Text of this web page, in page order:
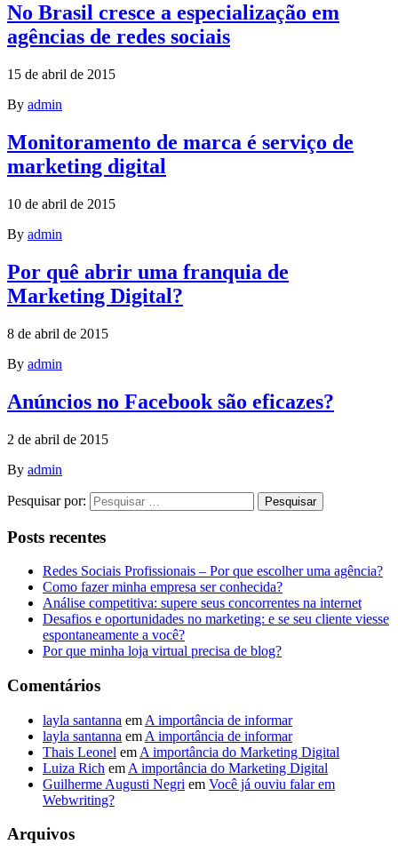
No Brasil cresce a especialização em
agências de redes sociais
15 de abril de 2015
By admin
Monitoramento de marca é serviço de
marketing digital
10 de abril de 2015
By admin
Por quê abrir uma franquia de
Marketing Digital?
8 de abril de 2015
By admin
Anúncios no Facebook são eficazes?
2 de abril de 2015
By admin
Pesquisar por:
Posts recentes
Redes Sociais Profissionais – Por que escolher uma agência?
Como fazer minha empresa ser conhecida?
Análise competitiva: supere seus concorrentes na internet
Desafios e oportunidades no marketing: e se seu cliente viesse
espontaneamente a você?
Por que minha loja virtual precisa de blog?
Comentários
layla santanna em A importância de informar
layla santanna em A importância de informar
Thais Leonel em A importância do Marketing Digital
Luiza Rich em A importância do Marketing Digital
Guilherme Augusti Negri em Você já ouviu falar em
Webwriting?
Arquivos